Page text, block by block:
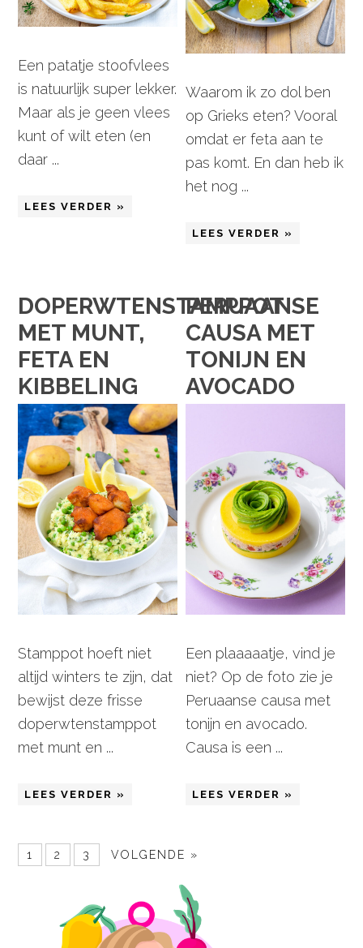
Een patatje stoofvlees
is natuurlijk super lekker.
Maar als je geen vlees
kunt of wilt eten (en
daar ...
LEES VERDER »
Waarom ik zo dol ben
op Grieks eten? Vooral
omdat er feta aan te
pas komt. En dan heb ik
het nog ...
LEES VERDER »
DOPERWTENSTAMPPOT
MET MUNT,
FETA EN
KIBBELING
Stamppot hoeft niet
altijd winters te zijn, dat
bewijst deze frisse
doperwtenstamppot
met munt en ...
LEES VERDER »
PERUAANSE
CAUSA MET
TONIJN EN
AVOCADO
Een plaaaaatje, vind je
niet? Op de foto zie je
Peruaanse causa met
tonijn en avocado.
Causa is een ...
LEES VERDER »
1 2 3 VOLGENDE »